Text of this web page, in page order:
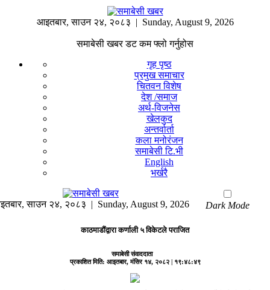
आइतबार,साउन २४, २०८३ | Sunday, August 9, 2026
समाबेसी खबर डट कम फ्लो गर्नुहोस
गृह पृष्ठ
प्रमुख समाचार
चितवन विशेष
देश /समाज
अर्थ-विजनेस
खेलकुद
अन्तर्वार्ता
कला मनोरंजन
समाबेसी टि.भी
English
भर्खरै
,साउन २४, २०८३ | Sunday, August 9, 2026 Dark Mode
काठमाडौंद्वारा कर्णाली ५ विकेटले पराजित
समाबेसी संवाददाता
प्रकाशित मिति: आइतबार, मंसिर १४, २०८२| १९:४८:४९